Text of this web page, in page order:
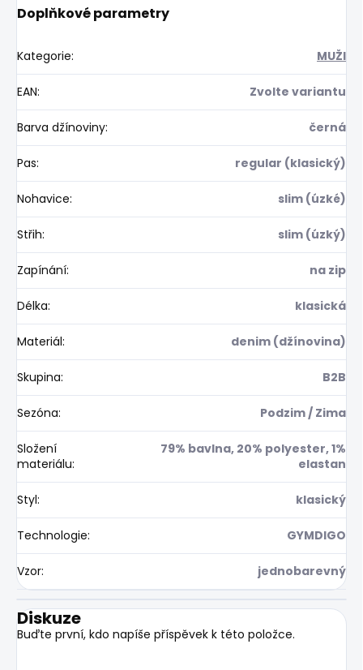
Doplňkové parametry
Kategorie: MUŽI
EAN: Zvolte variantu
Barva džínoviny: černá
Pas: regular (klasický)
Nohavice: slim (úzké)
Střih: slim (úzký)
Zapínání: na zip
Délka: klasická
Materiál: denim (džínovina)
Skupina: B2B
Sezóna: Podzim / Zima
Složení
materiálu:
79% bavlna, 20% polyester, 1%
elastan
Styl: klasický
Technologie: GYMDIGO
Vzor: jednobarevný
Diskuze
Buďte první, kdo napíše příspěvek k této položce.